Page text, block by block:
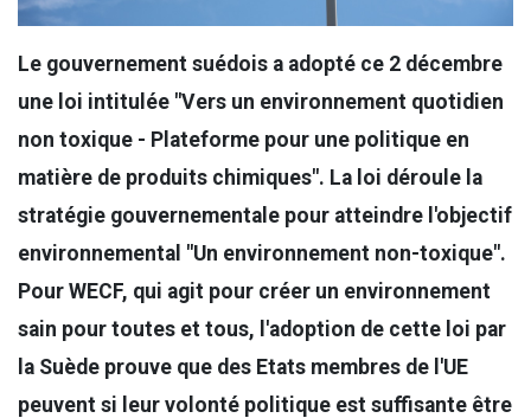
Le gouvernement suédois a adopté ce 2 décembre
une loi intitulée "Vers un environnement quotidien
non toxique - Plateforme pour une politique en
matière de produits chimiques". La loi déroule la
stratégie gouvernementale pour atteindre l'objectif
environnemental "Un environnement non-toxique".
Pour WECF, qui agit pour créer un environnement
sain pour toutes et tous, l'adoption de cette loi par
la Suède prouve que des Etats membres de l'UE
peuvent si leur volonté politique est suffisante être